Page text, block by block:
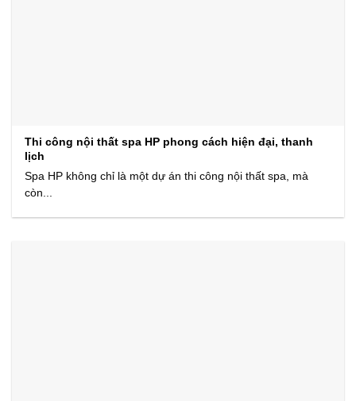
Thi công nội thất spa HP phong cách hiện đại, thanh
lịch
Spa HP không chỉ là một dự án thi công nội thất spa, mà
còn...